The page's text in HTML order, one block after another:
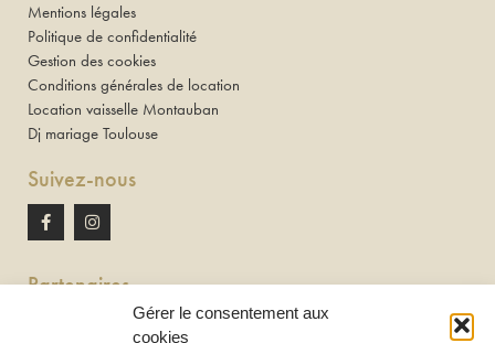
Gérer le consentement aux
cookies
Mentions légales
Politique de confidentialité
Gestion des cookies
Conditions générales de location
Location vaisselle Montauban
Dj mariage Toulouse
Suivez-nous
Partenaires
Newton discomobile